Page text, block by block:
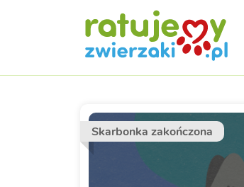
Skarbonka zakończona